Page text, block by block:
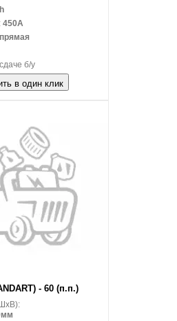
450A
прямая
б/у
в один клик
- 60 (п.п.)